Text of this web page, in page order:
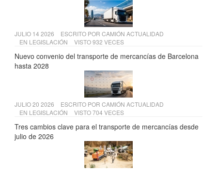
JULIO 14 2026 ESCRITO POR CAMIÓN ACTUALIDAD
EN LEGISLACIÓN VISTO 932 VECES
Nuevo convenio del transporte de mercancías de Barcelona
hasta 2028
JULIO 20 2026 ESCRITO POR CAMIÓN ACTUALIDAD
EN LEGISLACIÓN VISTO 704 VECES
Tres cambios clave para el transporte de mercancías desde
julio de 2026